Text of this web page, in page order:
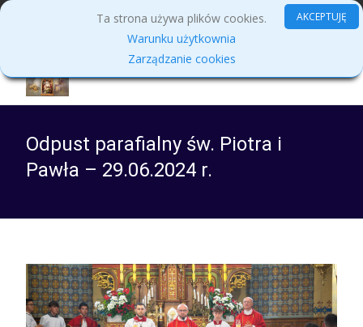
Odpust parafialny św. Piotra i
Pawła – 29.06.2024 r.
Ta strona używa plików cookies.
Warunku użytkownia
Zarządzanie cookies
AKCEPTUJĘ